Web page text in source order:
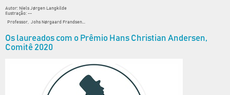
Autor: Niels Jørgen Langkilde
Ilustração: --
Professor, Johs Nørgaard Frandsen...
Os laureados com o Prêmio Hans Christian Andersen,
Comitê 2020